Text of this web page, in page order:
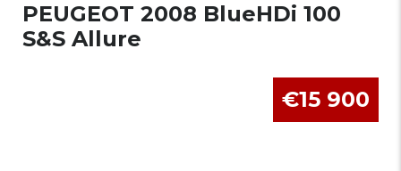
PEUGEOT 2008 BlueHDi 100
S&S Allure
€15 900